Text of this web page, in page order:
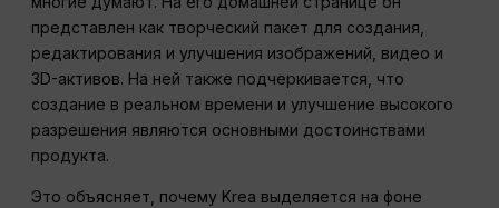
представлен как творческий пакет для создания,
редактирования и улучшения изображений, видео и
3D-активов. На ней также подчеркивается, что
создание в реальном времени и улучшение высокого
разрешения являются основными достоинствами
продукта.
Это объясняет, почему Krea выделяется на фоне